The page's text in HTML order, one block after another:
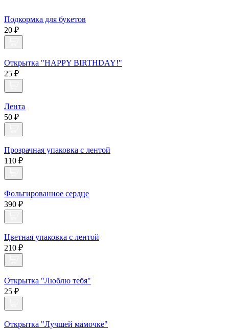
Подкормка для букетов
20 ₽
Открытка "HAPPY BIRTHDAY!"
25 ₽
Лента
50 ₽
Прозрачная упаковка с лентой
110 ₽
Фольгированное сердце
390 ₽
Цветная упаковка с лентой
210 ₽
Открытка "Люблю тебя"
25 ₽
Открытка "Лучшей мамочке"